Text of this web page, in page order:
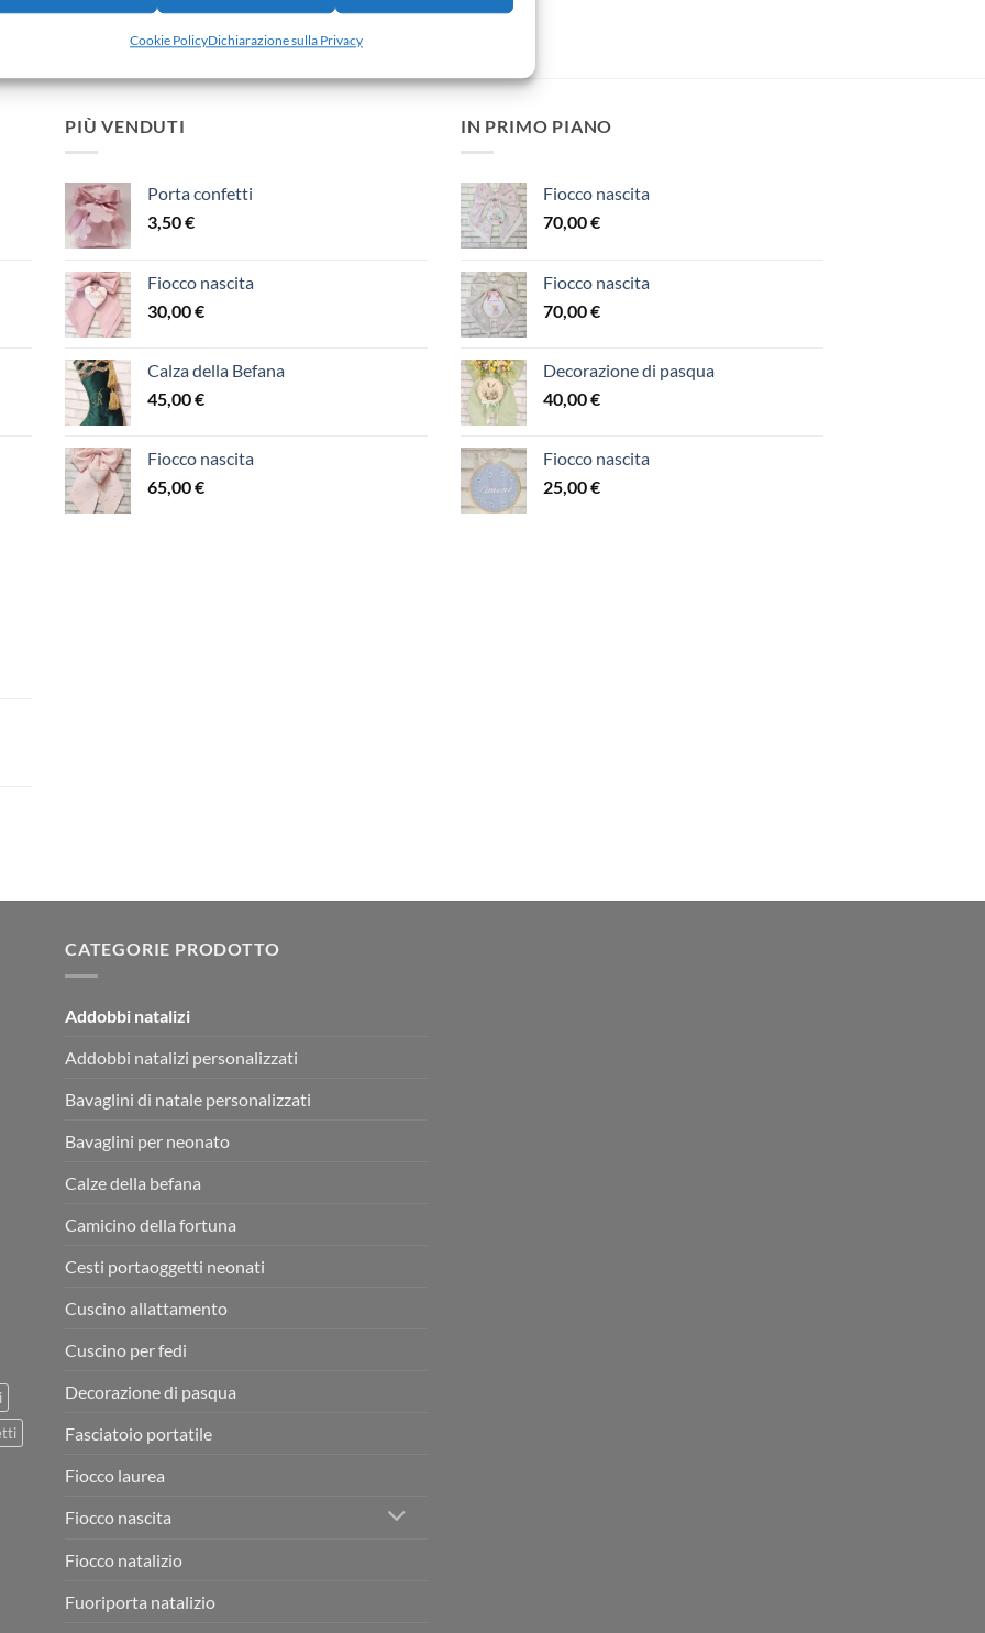
Cookie PolicyDichiarazione sulla Privacy
PIÙ VENDUTI
Porta confetti
3,50€
Fiocco nascita
30,00€
Calza della Befana
45,00€
Fiocco nascita
65,00€
IN PRIMO PIANO
Fiocco nascita
70,00€
Fiocco nascita
70,00€
Decorazione di pasqua
40,00€
Fiocco nascita
25,00€
CATEGORIE PRODOTTO
Addobbi natalizi
Addobbi natalizi personalizzati
Bavaglini di natale personalizzati
Bavaglini per neonato
Calze della befana
Camicino della fortuna
Cesti portaoggetti neonati
Cuscino allattamento
Cuscino per fedi
Decorazione di pasqua
Fasciatoio portatile
Fiocco laurea
Fiocco nascita
Fiocco natalizio
Fuoriporta natalizio